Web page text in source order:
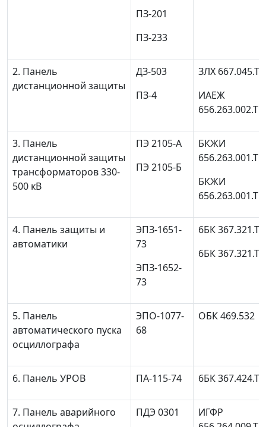
ПЗ-201
ПЗ-233
2. Панель
дистанционной защиты
ДЗ-503
ПЗ-4
ЗЛХ
ИАЕЖ
656.263.002.ТО
3. Панель
дистанционной защиты
трансформаторов 330-
500 кВ
ПЭ 2105-A
ПЭ 2105-Б
БКЖИ
656.263.001.ТО
БКЖИ
656.263.001.ТО
4. Панель защиты и
автоматики
ЭПЗ-1651-
73
ЭПЗ-1652-
73
6БК
6БК
5. Панель
автоматического пуска
осциллографа
ЭПО-1077-
68
ОБК 469.532
6. Панель УРОВ ПА-115-74 6БК
7. Панель аварийного
ПДЭ 0301
ИГФР